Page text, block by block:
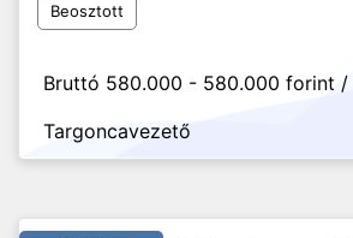
Beosztott
Bruttó 580.000 - 580.000 forint /
Targoncavezető